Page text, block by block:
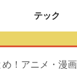
テック
！アニメ・漫画